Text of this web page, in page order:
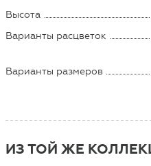
Высота
Варианты расцветок
Варианты размеров
ИЗ ТОЙ ЖЕ